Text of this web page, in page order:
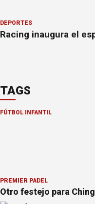
DEPORTES
Racing inaugura el
TAGS
FÚTBOL INFANTIL
PREMIER PÁDEL
Otro festejo para